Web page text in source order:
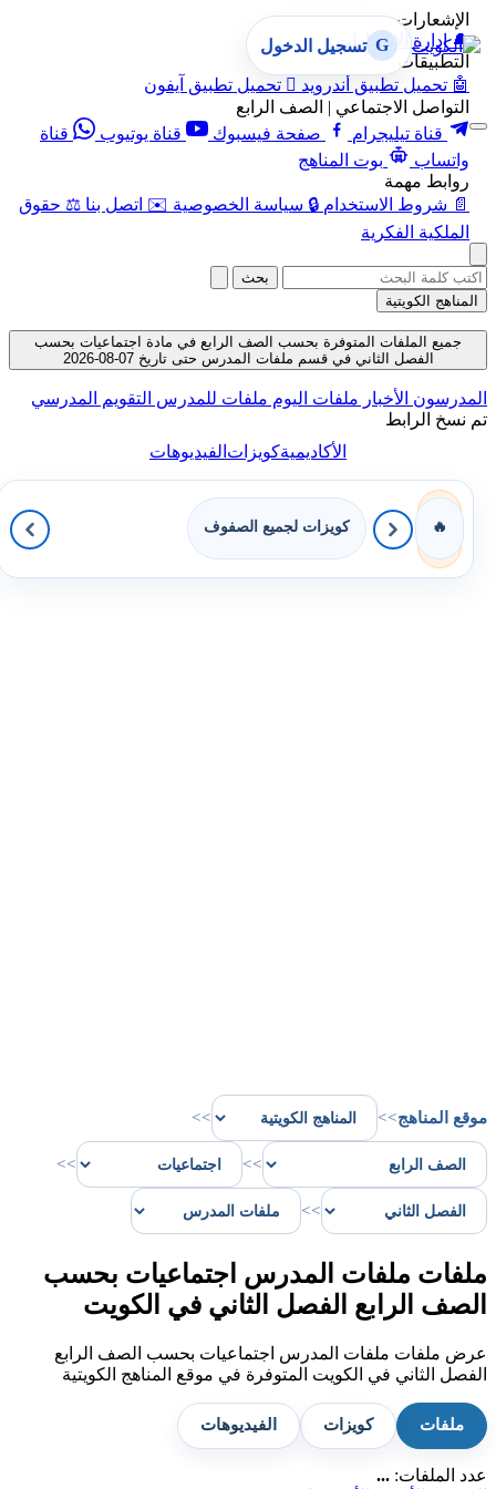
الإشعارات
🔔 إدارة الإشعارات
التطبيقات
🤖 تحميل تطبيق أندرويد  تحميل تطبيق آيفون
التواصل الاجتماعي | الصف الرابع
قناة تيليجرام
صفحة فيسبوك قناة يوتيوب
قناة
واتساب
بوت المناهج
روابط مهمة
📄 شروط الاستخدام 🔒 سياسة الخصوصية ✉️ اتصل بنا ⚖️ حقوق
الملكية الفكرية
G تسجيل الدخول
بحث
المناهج الكويتية
جميع الملفات المتوفرة بحسب الصف الرابع في مادة اجتماعيات بحسب
الفصل الثاني في قسم ملفات المدرس حتى تاريخ 07-08-2026
المدرسون الأخبار ملفات اليوم ملفات للمدرس التقويم المدرسي
تم نسخ الرابط
الأكاديميةكويزاتالفيديوهات
🔥 كويزات لجميع الصفوف
موقع المناهج>>
>>
>>
>>
>>
ملفات ملفات المدرس اجتماعيات بحسب
الصف الرابع الفصل الثاني في الكويت
عرض ملفات ملفات المدرس اجتماعيات بحسب الصف الرابع
الفصل الثاني في الكويت المتوفرة في موقع المناهج الكويتية
ملفات كويزات الفيديوهات
عدد الملفات: ...